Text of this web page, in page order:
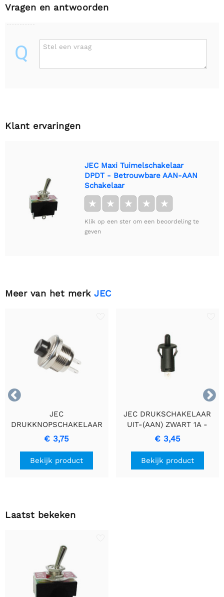
Vragen en antwoorden
Q Stel een vraag
Klant ervaringen
JEC Maxi Tuimelschakelaar
DPDT - Betrouwbare AAN-AAN
Schakelaar
★ ★ ★ ★ ★
Klik op een ster om een beoordeling te
geven
Meer van het merk JEC


JEC
DRUKKNOPSCHAKELAAR
OFF-(ON) ZWART
€ 3,75
Bekijk product
JEC DRUKSCHAKELAAR
UIT-(AAN) ZWART 1A -
250V
€ 3,45
Bekijk product
Laatst bekeken